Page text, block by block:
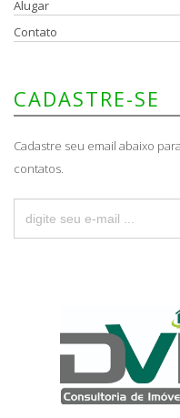
Alugar
Contato
CADASTRE-SE
Cadastre seu email abaixo
contatos.